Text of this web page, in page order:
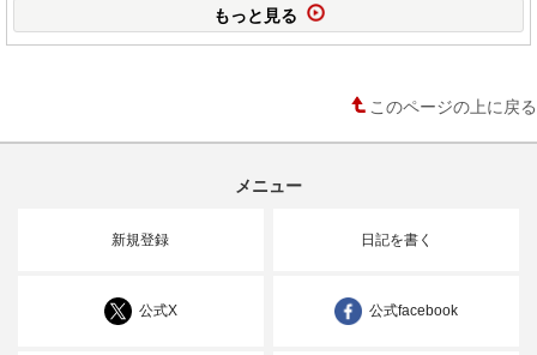
もっと見る
このページの上に戻る
メニュー
新規登録 日記を書く
公式X 公式facebook